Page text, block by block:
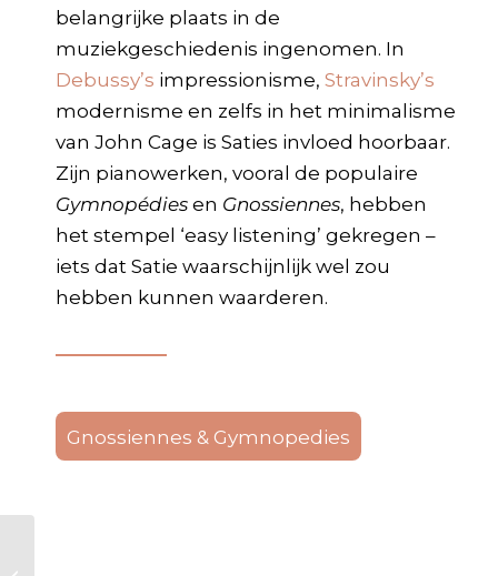
belangrijke plaats in de
muziekgeschiedenis ingenomen. In
Debussy’s impressionisme, Stravinsky’s
modernisme en zelfs in het minimalisme
van John Cage is Saties invloed hoorbaar.
Zijn pianowerken, vooral de populaire
Gymnopédies en Gnossiennes, hebben
het stempel ‘easy listening’ gekregen –
iets dat Satie waarschijnlijk wel zou
hebben kunnen waarderen.
Gnossiennes & Gymnopedies